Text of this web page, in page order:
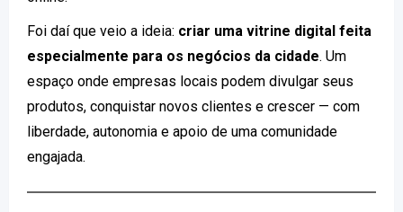
Foi daí que veio a ideia: criar uma vitrine digital feita
especialmente para os negócios da cidade. Um
espaço onde empresas locais podem divulgar seus
produtos, conquistar novos clientes e crescer — com
liberdade, autonomia e apoio de uma comunidade
engajada.